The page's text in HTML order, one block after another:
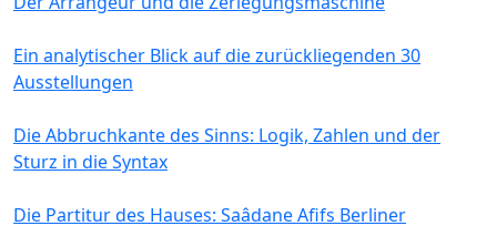
Ein analytischer Blick auf die zurückliegenden 30
Ausstellungen
Die Abbruchkante des Sinns: Logik, Zahlen und der
Sturz in die Syntax
Die Partitur des Hauses: Saâdane Afifs Berliner